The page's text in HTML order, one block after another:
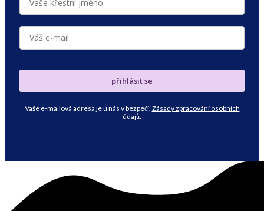
přihlásit se
Vaše e-mailová adresa je u nás v bezpečí. Zásady zpracování osobních
údajů